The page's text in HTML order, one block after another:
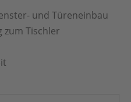
und Türeneinbau
zum Tischler